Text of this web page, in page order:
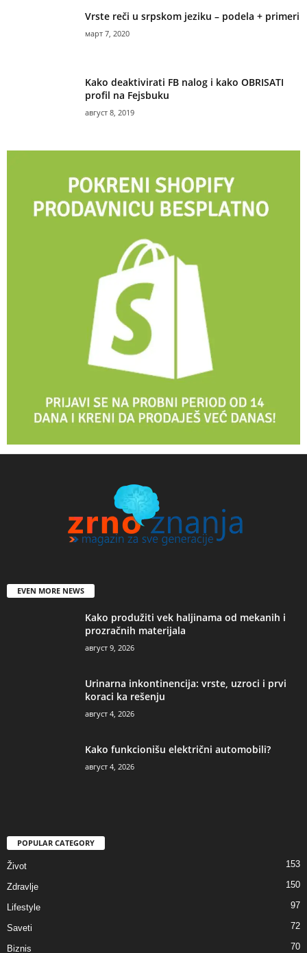
Vrste reči u srpskom jeziku – podela + primeri
март 7, 2020
Kako deaktivirati FB nalog i kako OBRISATI
profil na Fejsbuku
август 8, 2019
EVEN MORE NEWS
Kako produžiti vek haljinama od mekanih i
prozračnih materijala
август 9, 2026
Urinarna inkontinencija: vrste, uzroci i prvi
koraci ka rešenju
август 4, 2026
Kako funkcionišu električni automobili?
август 4, 2026
POPULAR CATEGORY
Život 153
Zdravlje 150
Lifestyle 97
Saveti 72
Biznis 70